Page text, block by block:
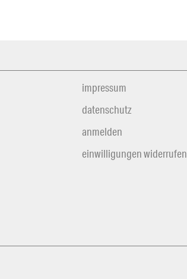
impressum
datenschutz
anmelden
einwilligungen widerrufen